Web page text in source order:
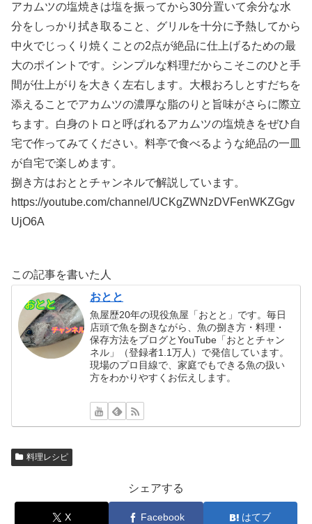
アカムツの塩焼きは塩を振ってから30分置いて余分な水
分をしっかり拭き取ること、グリルを十分に予熱してから
中火でじっくり焼くことの2点が絶品に仕上げるための最
大のポイントです。シンプルな料理だからこそこのひと手
間が仕上がりを大きく左右します。大根おろしとすだちを
添えることでアカムツの濃厚な脂のりと旨味がさらに際立
ちます。白身のトロと呼ばれるアカムツの塩焼きをぜひ自
宅で作ってみてください。料亭で食べるような絶品の一皿
が自宅で楽しめます。
捌き方はおととチャンネルで解説しています。
https://youtube.com/channel/UCKgZWNzDVFenWKZGgv
UjO6A
この記事を書いた人
おとと
魚屋歴20年の現役魚屋「おとと」です。毎日
店頭で魚を捌きながら、魚の捌き方・料理・
保存方法をブログとYouTube「おととチャン
ネル」（登録者1.1万人）で発信しています。
現場のプロ目線で、家庭でもできる魚の扱い
方をわかりやすくお伝えします。
料理レシピ
シェアする
X Facebook はてブ